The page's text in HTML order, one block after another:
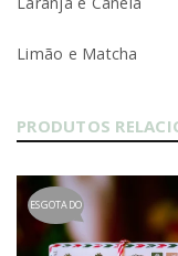
Limão e Matcha
PRODUTOS
ESGOTADO